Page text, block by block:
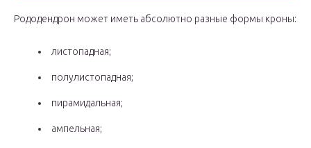
Рододендрон может иметь абсолютно разные формы кроны:
листопадная;
полулистопадная;
пирамидальная;
ампельная;